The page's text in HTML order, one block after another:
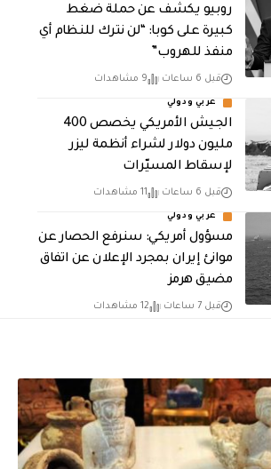
روبيو يكشف عن حملة ضغط
كبيرة على كوبا: “لن نترك للنظام أي
منفذ للهروب”
قبل 6 ساعات 9 مشاهدات
عربي ودولي
الجيش الأمريكي يخصص 400
مليون دولار لشراء أنظمة ليزر
لإسقاط المسيّرات
قبل 6 ساعات 11 مشاهدات
عربي ودولي
مسؤول أمريكي: سنرفع الحصار عن
موانئ إيران بمجرد الإعلان عن اتفاق
مضيق هرمز
قبل 7 ساعات 12 مشاهدات